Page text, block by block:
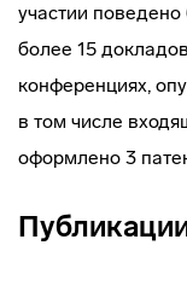
участии
более 15
конференциях,
в том числе
оформлено 3